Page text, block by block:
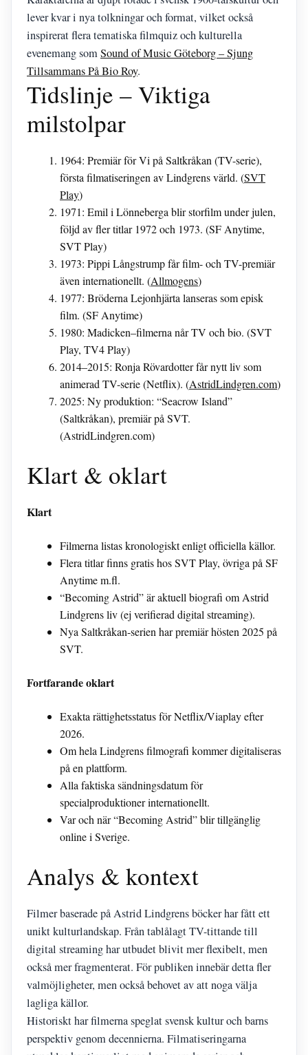
lever kvar i nya tolkningar och format, vilket också
inspirerat flera tematiska filmquiz och kulturella
evenemang somSound of Music Göteborg – Sjung
Tillsammans På Bio Roy.
Tidslinje – Viktiga
milstolpar
1964: Premiär för Vi på Saltkråkan (TV-serie),
första filmatiseringen av Lindgrens värld. (SVT
Play)
1971: Emil i Lönneberga blir storfilm under julen,
följd av fler titlar 1972 och 1973. (SF Anytime,
SVT Play)
1973: Pippi Långstrump får film- och TV-premiär
även internationellt. (Allmogens)
1977: Bröderna Lejonhjärta lanseras som episk
film. (SF Anytime)
1980: Madicken–filmerna når TV och bio. (SVT
Play, TV4 Play)
2014–2015: Ronja Rövardotter får nytt liv som
animerad TV-serie (Netflix). (AstridLindgren.com)
2025: Ny produktion: “Seacrow Island”
(Saltkråkan), premiär på SVT.
(AstridLindgren.com)
Klart & oklart
Klart
Filmerna listas kronologiskt enligt officiella källor.
Flera titlar finns gratis hos SVT Play, övriga på SF
Anytime m.fl.
“Becoming Astrid” är aktuell biografi om Astrid
Lindgrens liv (ej verifierad digital streaming).
Nya Saltkråkan-serien har premiär hösten 2025 på
SVT.
Fortfarande oklart
Exakta rättighetsstatus för Netflix/Viaplay efter
2026.
Om hela Lindgrens filmografi kommer digitaliseras
på en plattform.
Alla faktiska sändningsdatum för
specialproduktioner internationellt.
Var och när “Becoming Astrid” blir tillgänglig
online i Sverige.
Analys & kontext
Filmer baserade på Astrid Lindgrens böcker har fått ett
unikt kulturlandskap. Från tablålagt TV-tittande till
digital streaming har utbudet blivit mer flexibelt, men
också mer fragmenterat. För publiken innebär detta fler
valmöjligheter, men också behovet av att noga välja
lagliga källor.
Historiskt har filmerna speglat svensk kultur och barns
perspektiv genom decennierna. Filmatiseringarna